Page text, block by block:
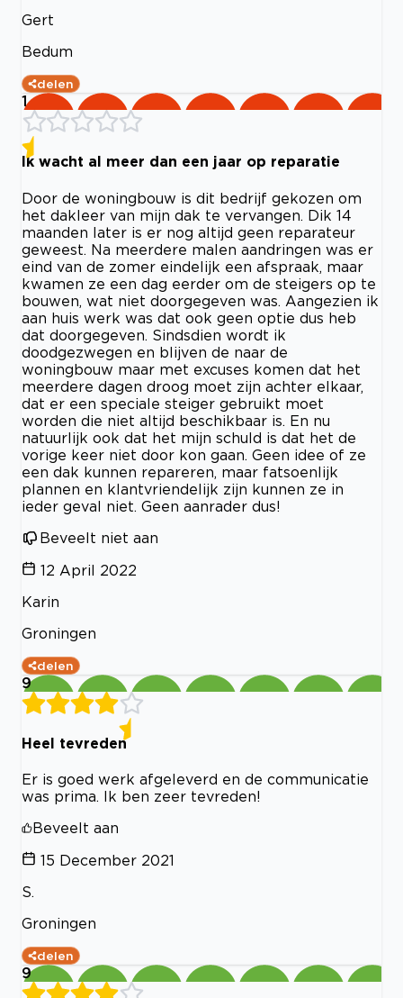
Gert
Bedum
delen
1
Ik wacht al meer dan een jaar op reparatie
Door de woningbouw is dit bedrijf gekozen om
het dakleer van mijn dak te vervangen. Dik 14
maanden later is er nog altijd geen reparateur
geweest. Na meerdere malen aandringen was er
eind van de zomer eindelijk een afspraak, maar
kwamen ze een dag eerder om de steigers op te
bouwen, wat niet doorgegeven was. Aangezien ik
aan huis werk was dat ook geen optie dus heb
dat doorgegeven. Sindsdien wordt ik
doodgezwegen en blijven de naar de
woningbouw maar met excuses komen dat het
meerdere dagen droog moet zijn achter elkaar,
dat er een speciale steiger gebruikt moet
worden die niet altijd beschikbaar is. En nu
natuurlijk ook dat het mijn schuld is dat het de
vorige keer niet door kon gaan. Geen idee of ze
een dak kunnen repareren, maar fatsoenlijk
plannen en klantvriendelijk zijn kunnen ze in
ieder geval niet. Geen aanrader dus!
Beveelt niet aan
12 April 2022
Karin
Groningen
delen
9
Heel tevreden
Er is goed werk afgeleverd en de communicatie
was prima. Ik ben zeer tevreden!
Beveelt aan
15 December 2021
S.
Groningen
delen
9